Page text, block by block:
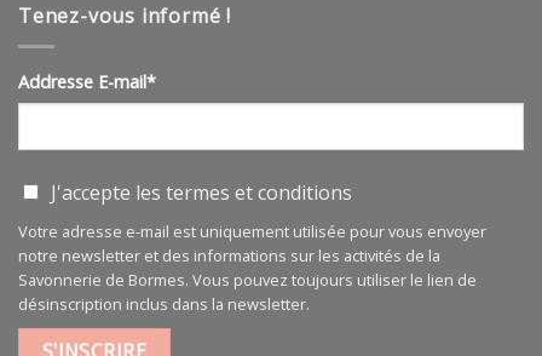
pure
Tenez-vous informé !
Addresse E-mail*
J'accepte les termes et conditions
Votre adresse e-mail est uniquement utilisée pour vous envoyer
notre newsletter et des informations sur les activités de la
Savonnerie de Bormes. Vous pouvez toujours utiliser le lien de
désinscription inclus dans la newsletter.